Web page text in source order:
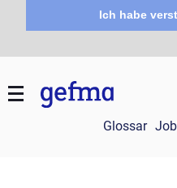
Ich habe
Glossar